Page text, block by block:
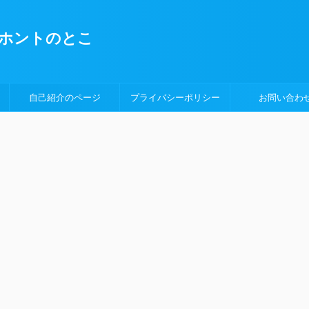
ントのとこ
自己紹介のページ プライバシーポリシー お問い合わ